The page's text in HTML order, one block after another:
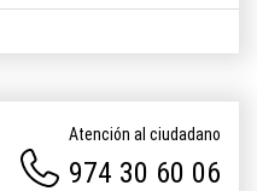
Atención al ciudadano
974 30 60 06